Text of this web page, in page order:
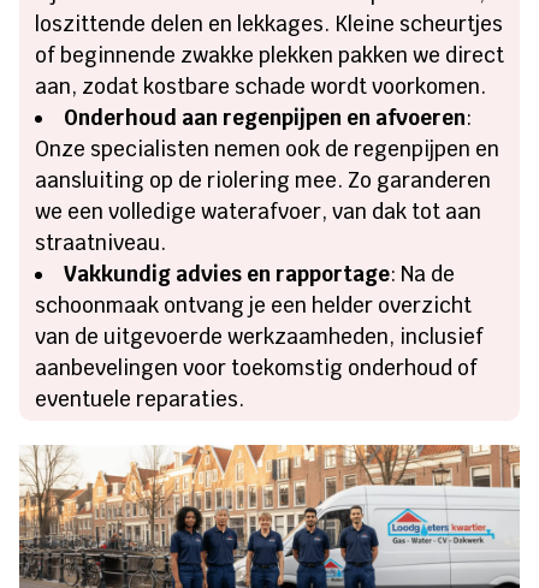
loszittende delen en lekkages. Kleine scheurtjes
of beginnende zwakke plekken pakken we direct
aan, zodat kostbare schade wordt voorkomen.
Onderhoud aan regenpijpen en afvoeren:
Onze specialisten nemen ook de regenpijpen en
aansluiting op de riolering mee. Zo garanderen
we een volledige waterafvoer, van dak tot aan
straatniveau.
Vakkundig advies en rapportage: Na de
schoonmaak ontvang je een helder overzicht
van de uitgevoerde werkzaamheden, inclusief
aanbevelingen voor toekomstig onderhoud of
eventuele reparaties.